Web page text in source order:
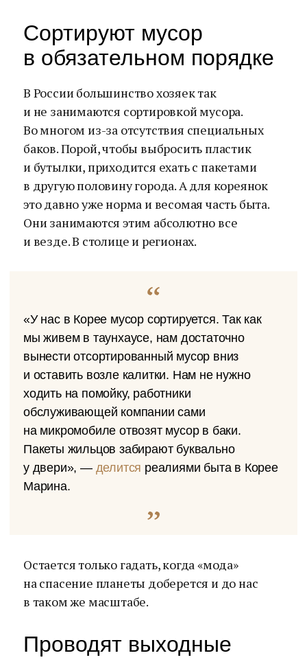
Сортируют мусор
в обязательном порядке
В России большинство хозяек так
и не занимаются сортировкой мусора.
Во многом из-за отсутствия специальных
баков. Порой, чтобы выбросить пластик
и бутылки, приходится ехать с пакетами
в другую половину города. А для кореянок
это давно уже норма и весомая часть быта.
Они занимаются этим абсолютно все
и везде. В столице и регионах.
«У нас в Корее мусор сортируется. Так как
мы живем в таунхаусе, нам достаточно
вынести отсортированный мусор вниз
и оставить возле калитки. Нам не нужно
ходить на помойку, работники
обслуживающей компании сами
на микромобиле отвозят мусор в баки.
Пакеты жильцов забирают буквально
у двери», — делится реалиями быта в Корее
Марина.
Остается только гадать, когда «мода»
на спасение планеты доберется и до нас
в таком же масштабе.
Проводят выходные